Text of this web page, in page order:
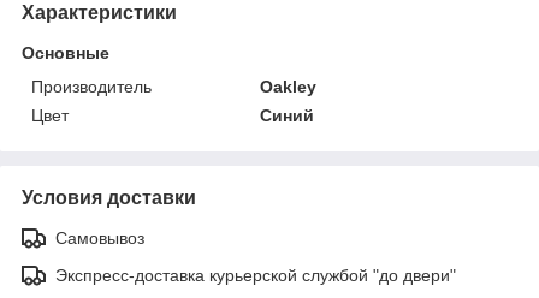
Характеристики
Основные
Производитель
Oakley
Цвет
Синий
Условия доставки
Самовывоз
Экспресс-доставка курьерской службой "до двери"